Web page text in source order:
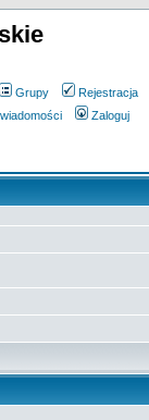
Grupy
Rejestracja
Zaloguj